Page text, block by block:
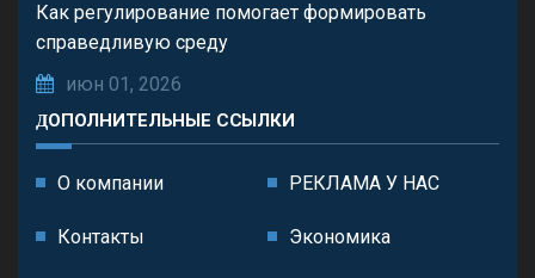
Как регулирование помогает формировать
справедливую среду
июн 01, 2026
ДОПОЛНИТЕЛЬНЫЕ ССЫЛКИ
О компании РЕКЛАМА У НАС
Контакты Экономика